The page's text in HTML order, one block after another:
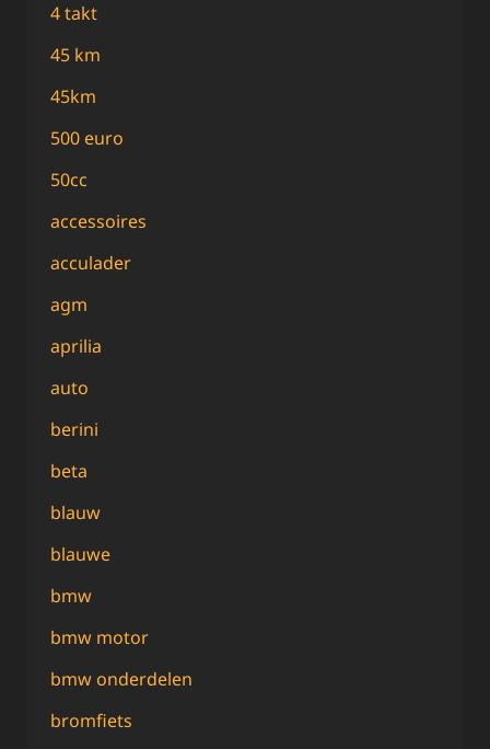
4 takt
45 km
45km
500 euro
50cc
accessoires
acculader
agm
aprilia
auto
berini
beta
blauw
blauwe
bmw
bmw motor
bmw onderdelen
bromfiets